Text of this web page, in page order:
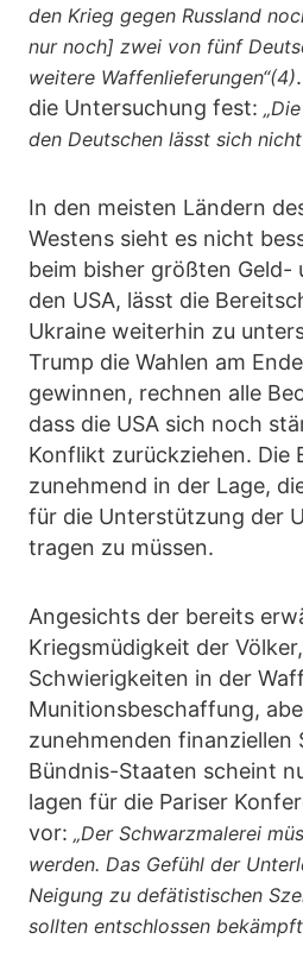
den Krieg gegen Russland
nur noch] zwei von fünf
weitere Waffenlieferungen“(4)
die Untersuchung fest:
den Deutschen lässt sich
In den meisten Ländern
Westens sieht es nicht
beim bisher größten Geld-
den USA, lässt die
Ukraine weiterhin zu
Trump die Wahlen am
gewinnen, rechnen alle
dass die USA sich noch
Konflikt zurückziehen. Die
zunehmend in der Lage,
für die Unterstützung der
tragen zu müssen.
Angesichts der bereits
Kriegsmüdigkeit der
Schwierigkeiten in der
Munitionsbeschaffung,
zunehmenden finanziellen
Bündnis-Staaten scheint
lagen für die Pariser
vor: „Der Schwarzmalerei
werden. Das Gefühl der
Neigung zu defätistischen
sollten entschlossen